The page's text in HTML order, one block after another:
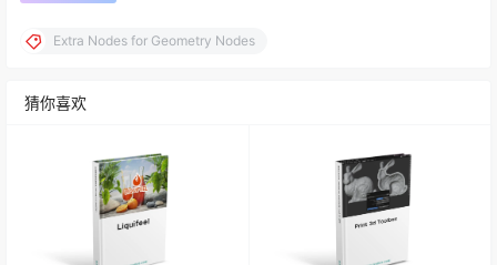
Extra Nodes for Geometry Nodes
猜你喜欢